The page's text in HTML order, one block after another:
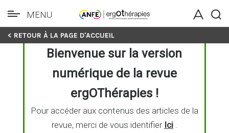
Skip
MENU
< RETOUR À LA PAGE D'ACCUEIL
Bienvenue sur la version
numérique de la revue
ergOThérapies !
Pour accéder aux contenus des articles de la
revue, merci de vous identifier Ici.